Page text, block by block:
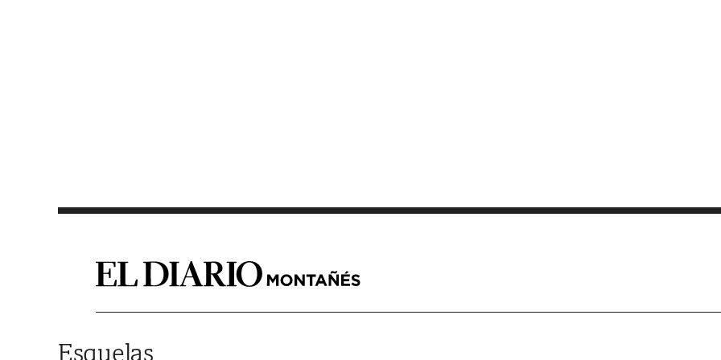
Esquelas